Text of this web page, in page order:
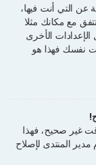
التي أنت فيها،
مع مكانك مثلا
الإعدادات الأخرى
نفسك فهذا هو
غير صحيح، فهذا
المنتدى لإصلاح